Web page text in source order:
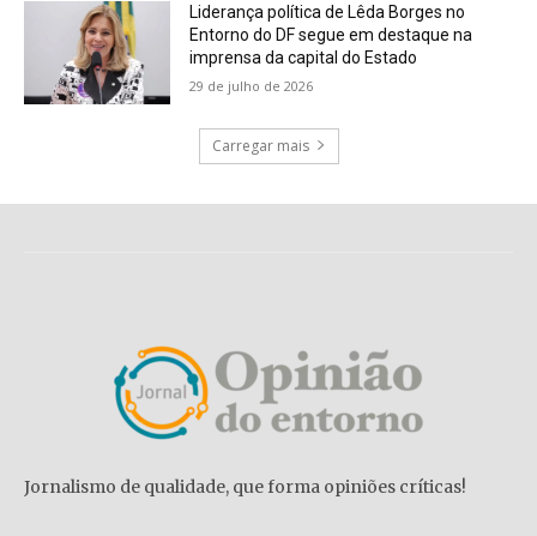
Liderança política de Lêda Borges no
Entorno do DF segue em destaque na
imprensa da capital do Estado
29 de julho de 2026
Carregar mais
Jornalismo de qualidade, que forma opiniões críticas!